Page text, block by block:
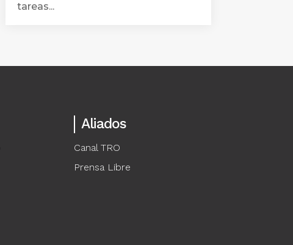
tareas...
Aliados
Canal TRO
Prensa Libre